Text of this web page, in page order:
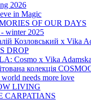
2026
in Magic
OF OUR DAYS
winter 2025
Козловський x Vika
DROP
Cosmo x Vika Adamska
колекція
needs more love
LIVING
CARPATIANS